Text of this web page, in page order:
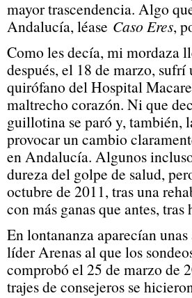
mayor trascendencia. Algo
Andalucía, léase Caso Eres,
Como les decía, mi mordaza
después, el 18 de marzo,
quirófano del Hospital
maltrecho corazón. Ni que
guillotina se paró y, también,
provocar un cambio
en Andalucía. Algunos
dureza del golpe de salud,
octubre de 2011, tras una
con más ganas que antes,
En lontananza aparecían
líder Arenas al que los
comprobó el 25 de marzo de
trajes de consejeros se